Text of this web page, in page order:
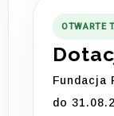
OTWARTE
Fundacja
do